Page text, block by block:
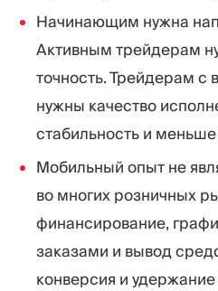
Начинающим нужна
Активным трейдерам
точность. Трейдерам
нужны качество
стабильность и
Мобильный опыт не
во многих розничных
финансирование,
заказами и вывод
конверсия и